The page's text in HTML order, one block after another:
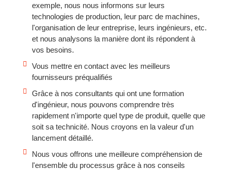
exemple, nous nous informons sur leurs
technologies de production, leur parc de machines,
l'organisation de leur entreprise, leurs ingénieurs, etc.
et nous analysons la manière dont ils répondent à
vos besoins.
Vous mettre en contact avec les meilleurs
fournisseurs préqualifiés
Grâce à nos consultants qui ont une formation
d'ingénieur, nous pouvons comprendre très
rapidement n'importe quel type de produit, quelle que
soit sa technicité. Nous croyons en la valeur d'un
lancement détaillé.
Nous vous offrons une meilleure compréhension de
l'ensemble du processus grâce à nos conseils